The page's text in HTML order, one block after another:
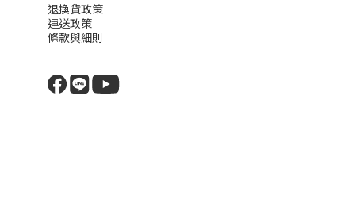
退換貨政策
運送政策
條款與細則